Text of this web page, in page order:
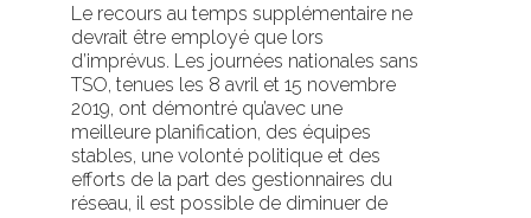
Le recours au temps supplémentaire ne
devrait être employé que lors
d’imprévus. Les journées nationales sans
TSO, tenues les 8 avril et 15 novembre
2019, ont démontré qu’avec une
meilleure planification, des équipes
stables, une volonté politique et des
efforts de la part des gestionnaires du
réseau, il est possible de diminuer de